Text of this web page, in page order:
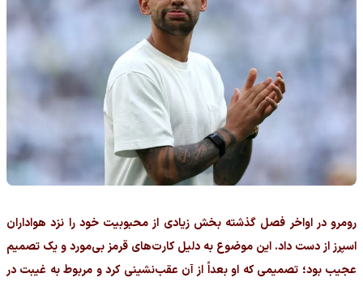
رومرو در اواخر فصل گذشته بخش زیادی از محبوبیت خود را نزد هواداران
اسپرز از دست داد. این موضوع به دلیل کارت‌های قرمز بی‌مورد و یک تصمیم
عجیب بود؛ تصمیمی که او بعداً از آن عقب‌نشینی کرد و مربوط به غیبت در